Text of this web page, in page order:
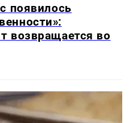
появилось
возвращается во